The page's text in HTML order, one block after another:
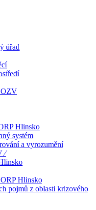
úřad
OZV
Hlinsko
systém
a vyrozumění
⁄
Hlinsko
pojmů z oblasti krizového